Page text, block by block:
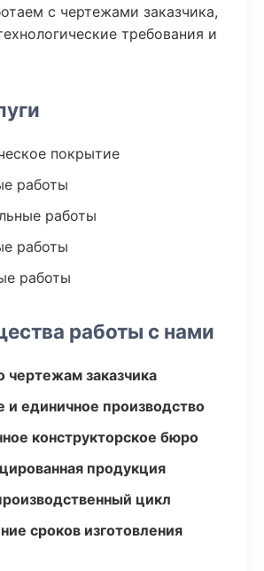
с чертежами заказчика,
требования и
покрытие
работы
работы
работы
работы
работы с нами
чертежам заказчика
и единичное производство
конструкторское бюро
продукция
цикл
сроков изготовления